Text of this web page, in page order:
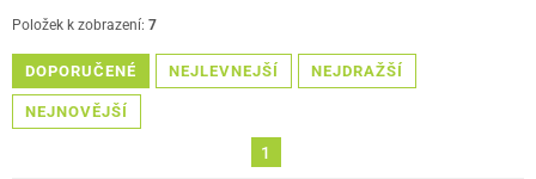
CENA
skladem
Položek k zobrazení: 7
DOPORUČENÉ NEJLEVNEJŠÍ NEJDRAŽŠÍ
NEJNOVĚJŠÍ
1